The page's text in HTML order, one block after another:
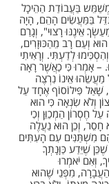
בַּעֲבוֹדַת הַהֵיכָל
בַּמַּעֲשִׂים הָהֵם, הָיָה
אֵינֶנּוּ רָצוּי", וְגָרַם
וְעַם רָב מֵהַכּוּזָרִים,
לְדַעְתִּי. וְרָאִיתִי
– אָמְרוּ כִּי כַאֲשֶׁר רָאָה
מַעֲשֵׂהוּ אֵינוֹ נִרְצֶה
פִּילוֹסוֹף אֶחָד עַל
וְלֹא שִׂנְאָה כִּי הוּא
חֶסְרוֹן הַמְכַוֵּן וְכִי
וְכֵן הוּא נַעֲלֶה
מִשְׁתַּנִּים עִם הָעִתִּים
שֶׁכֵּן שֶׁיֵּדַע כַּוָּנָתְךָ
וְאִם יֹאמְרוּ
מִפְּנֵי שֶׁהוּא